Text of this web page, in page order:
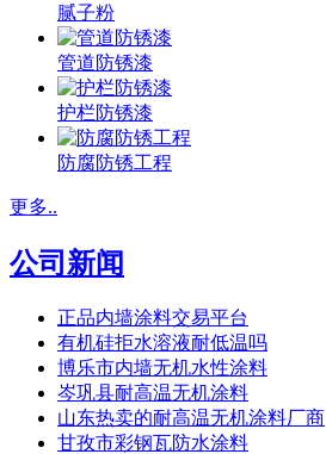
腻子粉
管道防锈漆
护栏防锈漆
防腐防锈工程
更多..
公司新闻
正品内墙涂料交易平台
有机硅拒水溶液耐低温吗
博乐市内墙无机水性涂料
岑巩县耐高温无机涂料
山东热卖的耐高温无机涂料厂商
甘孜市彩钢瓦防水涂料